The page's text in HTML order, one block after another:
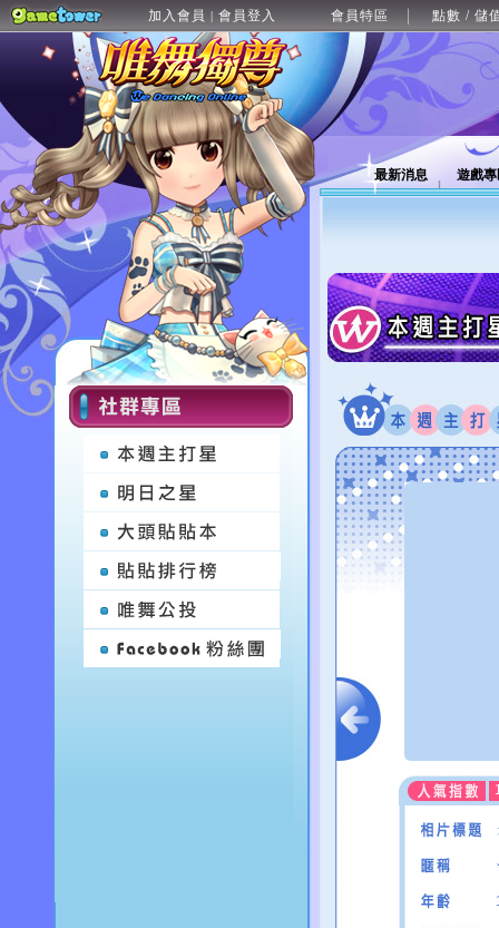
加入會員 | 會員登入 會員特區 點數 / 儲
最新消息 遊戲